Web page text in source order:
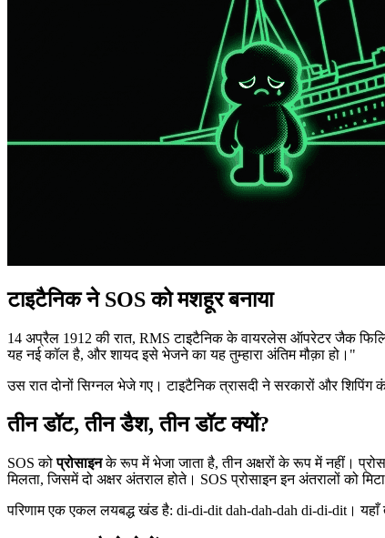
टाइटैनिक ने SOS को मशहूर बनाया
14 अप्रैल 1912 की रात, RMS टाइटैनिक के वायरलेस ऑपरेटर जैक
यह नई कॉल है, और शायद इसे भेजने का यह तुम्हारा अंतिम मौक़ा हो।"
उस रात दोनों सिग्नल भेजे गए। टाइटैनिक त्रासदी ने सरकारों और
तीन डॉट, तीन डैश, तीन डॉट क्यों?
SOS कोप्रोसाइनके रूप में भेजा जाता है, तीन अक्षरों के रूप में नहीं।
मिलता, जिसमें दो अक्षर अंतराल होते। SOS प्रोसाइन इन अंतरालों को
परिणाम एक एकल लयबद्ध खंड है: di-di-dit dah-dah-dah di-di-dit ।